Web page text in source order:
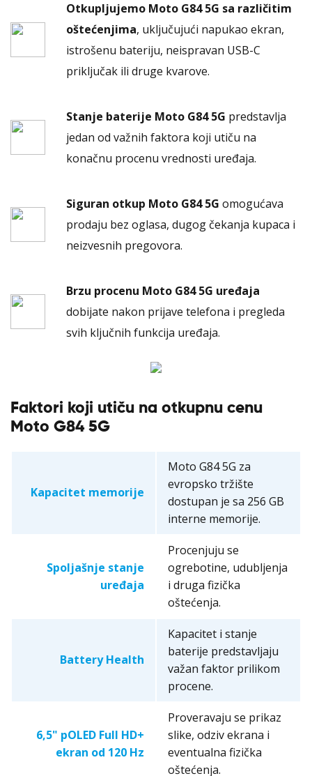
Otkupljujemo Moto G84 5G sa različitim
oštećenjima, uključujući napukao ekran,
istrošenu bateriju, neispravan USB-C
priključak ili druge kvarove.
Stanje baterije Moto G84 5G predstavlja
jedan od važnih faktora koji utiču na
konačnu procenu vrednosti uređaja.
Siguran otkup Moto G84 5G omogućava
prodaju bez oglasa, dugog čekanja kupaca i
neizvesnih pregovora.
Brzu procenu Moto G84 5G uređaja
dobijate nakon prijave telefona i pregleda
svih ključnih funkcija uređaja.
Faktori koji utiču na otkupnu cenu
Moto G84 5G
Kapacitet memorije
Moto G84 5G za
evropsko tržište
dostupan je sa 256 GB
interne memorije.
Spoljašnje stanje
uređaja
Procenjuju se
ogrebotine, udubljenja
i druga fizička
oštećenja.
Battery Health
Kapacitet i stanje
baterije predstavljaju
važan faktor prilikom
procene.
6,5" pOLED Full HD+
ekran od 120 Hz
Proveravaju se prikaz
slike, odziv ekrana i
eventualna fizička
oštećenja.